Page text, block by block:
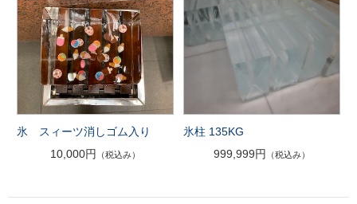
氷 スィーツ消しゴム入り
10,000円
（税込み）
氷柱 135KG
999,999円
（税込み）